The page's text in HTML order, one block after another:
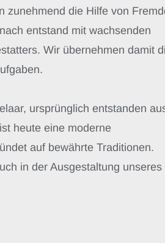
zunehmend die Hilfe von
entstand mit wachsenden
Wir übernehmen damit
ursprünglich entstanden
heute eine moderne
auf bewährte Traditionen.
in der Ausgestaltung unseres